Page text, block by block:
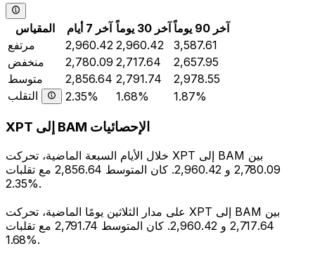
المقياس آخر 7 أيام آخر 30 يوماً
آخر 90 يوماً
مرتفع
2,960.42 2,960.42
3,587.61
منخفض
2,780.09 2,717.64
2,657.95
متوسط
2,856.64 2,791.74
2,978.55
التقلب
2.35% 1.68% 1.87%
XPT إلى BAM الإحصائيات
خلال الأيام السبعة الماضية، تحركت XPT إلى BAM بين
2,780.09 و 2,960.42. كان المتوسط 2,856.64 مع تقلبات
2.35%.
على مدار الثلاثين يومًا الماضية، تحركت XPT إلى BAM بين
2,717.64 و 2,960.42. كان المتوسط 2,791.74 مع تقلبات
1.68%.